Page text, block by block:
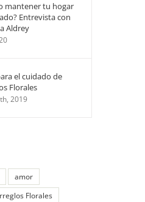
mantener tu hogar
Entrevista con
Aldrey
el cuidado de
Florales
2019
amor
Florales